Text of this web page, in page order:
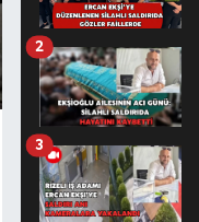
2
3